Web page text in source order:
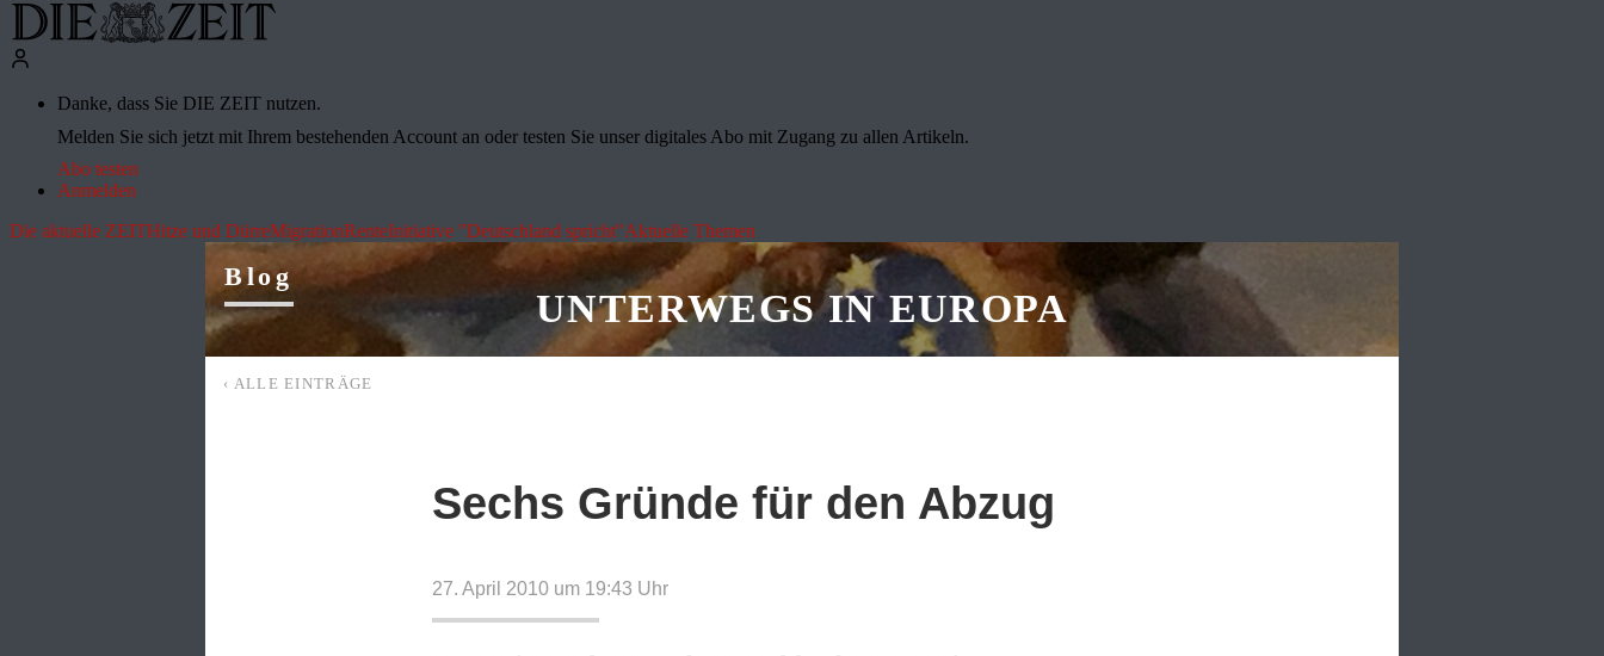
Danke, dass Sie DIE ZEIT nutzen.
Melden Sie sich jetzt mit Ihrem bestehenden Account an oder testen Sie unser digitales Abo mit Zugang zu allen Artikeln.
Abo testen
Anmelden
Die aktuelle ZEITHitze und DürreMigrationRenteInitiative "Deutschland spricht"Aktuelle Themen
Blog
UNTERWEGS IN EUROPA
‹ ALLE EINTRÄGE
Sechs Gründe für den Abzug
27. April 2010 um 19:43 Uhr